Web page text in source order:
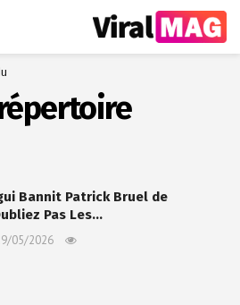
Bannit Patrick Bruel de
Pas Les…
05/2026